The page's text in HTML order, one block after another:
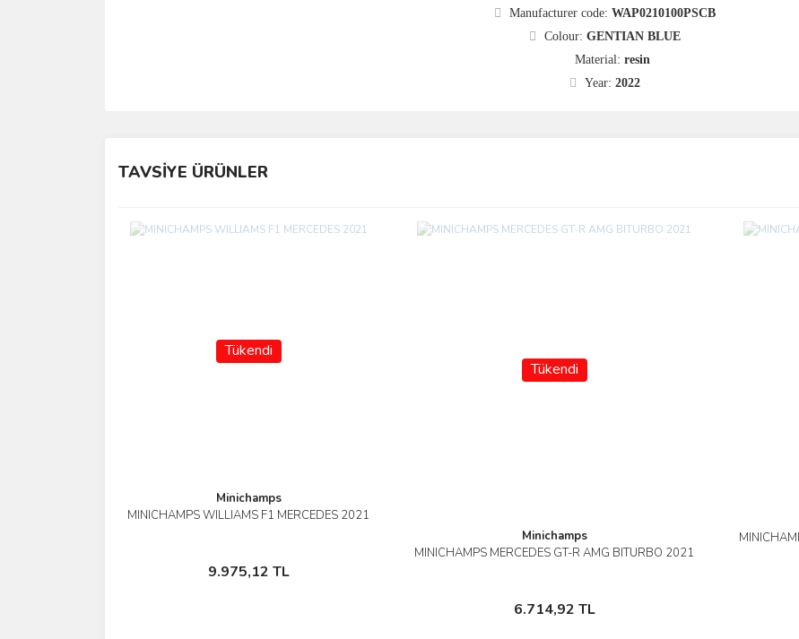
Manufacturer code: WAP0210100PSCB
Colour: GENTIAN BLUE
Material: resin
Year: 2022
TAVSİYE ÜRÜNLER
Tükendi
Minichamps
MINICHAMPS WILLIAMS F1 MERCEDES 2021
9.975,12 TL
İncele
Stokta Yok
Tükendi
Minichamps
MINICHAMPS MERCEDES GT-R AMG BITURBO 2021
6.714,92 TL
İncele
Stokta Yok